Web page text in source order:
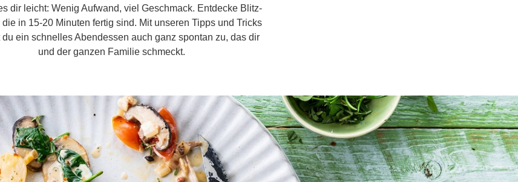
dir leicht: Wenig Aufwand, viel Geschmack. Entdecke Blitz-
die in 15-20 Minuten fertig sind. Mit unseren Tipps und Tricks
du ein schnelles Abendessen auch ganz spontan zu, das dir
und der ganzen Familie schmeckt.